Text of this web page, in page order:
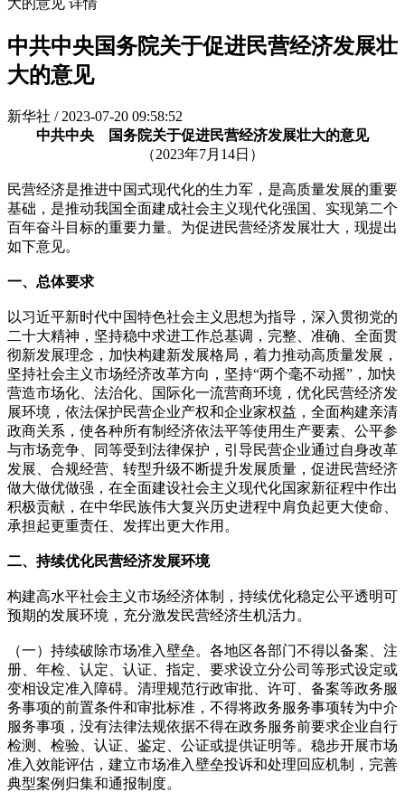
大的意见 详情
中共中央国务院关于促进民营经济发展壮
大的意见
新华社 / 2023-07-20 09:58:52
中共中央 国务院关于促进民营经济发展壮大的意见
（2023年7月14日）
民营经济是推进中国式现代化的生力军，是高质量发展的重要
基础，是推动我国全面建成社会主义现代化强国、实现第二个
百年奋斗目标的重要力量。为促进民营经济发展壮大，现提出
如下意见。
一、总体要求
以习近平新时代中国特色社会主义思想为指导，深入贯彻党的
二十大精神，坚持稳中求进工作总基调，完整、准确、全面贯
彻新发展理念，加快构建新发展格局，着力推动高质量发展，
坚持社会主义市场经济改革方向，坚持“两个毫不动摇”，加快
营造市场化、法治化、国际化一流营商环境，优化民营经济发
展环境，依法保护民营企业产权和企业家权益，全面构建亲清
政商关系，使各种所有制经济依法平等使用生产要素、公平参
与市场竞争、同等受到法律保护，引导民营企业通过自身改革
发展、合规经营、转型升级不断提升发展质量，促进民营经济
做大做优做强，在全面建设社会主义现代化国家新征程中作出
积极贡献，在中华民族伟大复兴历史进程中肩负起更大使命、
承担起更重责任、发挥出更大作用。
二、持续优化民营经济发展环境
构建高水平社会主义市场经济体制，持续优化稳定公平透明可
预期的发展环境，充分激发民营经济生机活力。
（一）持续破除市场准入壁垒。各地区各部门不得以备案、注
册、年检、认定、认证、指定、要求设立分公司等形式设定或
变相设定准入障碍。清理规范行政审批、许可、备案等政务服
务事项的前置条件和审批标准，不得将政务服务事项转为中介
服务事项，没有法律法规依据不得在政务服务前要求企业自行
检测、检验、认证、鉴定、公证或提供证明等。稳步开展市场
准入效能评估，建立市场准入壁垒投诉和处理回应机制，完善
典型案例归集和通报制度。